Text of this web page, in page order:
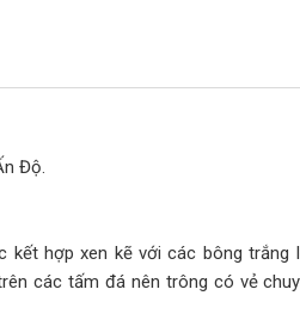
Độ.
hợp xen kẽ với các bông trắng
các tấm đá nên trông có vẻ